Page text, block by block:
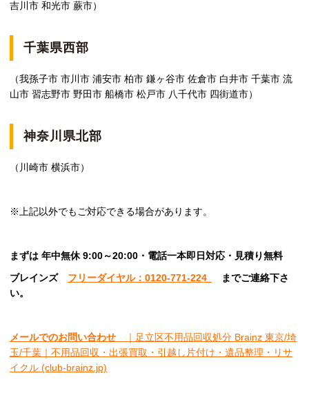
吉川市 和光市 蕨市）
千葉県西部
（我孫子市 市川市 浦安市 柏市 鎌ヶ谷市 佐倉市 白井市 千葉市 流
山市 習志野市 野田市 船橋市 松戸市 八千代市 四街道市）
神奈川県北部
（川崎市 横浜市）
※上記以外でもご対応できる場合があります。
まずは 年中無休 9:00～20:00・電話一本即日対応・見積り無料
ブレインズ フリーダイヤル：0120-771-224 までご連絡下さ
い。
メールでのお問い合わせ
｜足立区不用品回収処分 Brainz 東京/埼
玉/千葉｜不用品回収・出張買取・引越し片付け・遺品整理・リサ
イクル (club-brainz.jp)